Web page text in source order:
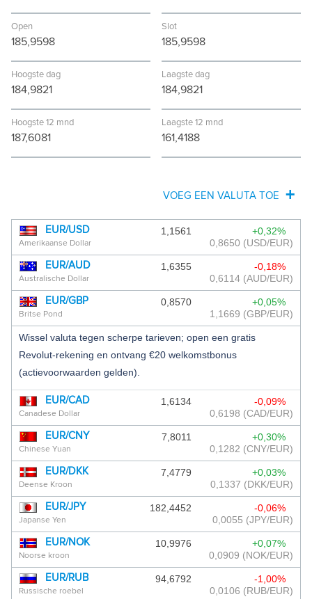
Open
185,9598
Slot
185,9598
Hoogste dag
184,9821
Laagste dag
184,9821
Hoogste 12 mnd
187,6081
Laagste 12 mnd
161,4188
VOEG EEN VALUTA TOE
AFGHAANSE AFGHANI
ALGERIJNSE DINAR
ANGOLESE KWANZA
ANTILLIAANSE GULDEN
ARGENTIJNSE PESO
ARUBAANSE FLORIN
AZERBEIDZJAANSE MANAT
BAHAMAANSE DOLLAR
BANGLADESE TAKA
BARBADOS DOLLAR
BERMUDA DOLLAR
BHUTAANSE NGULTRUM
EUR/USD
Amerikaanse Dollar
1,1561
+0,32%
0,8650 (USD/EUR)
EUR/AUD
Australische Dollar
1,6355
-0,18%
0,6114 (AUD/EUR)
EUR/GBP
Britse Pond
0,8570
+0,05%
1,1669 (GBP/EUR)
Wissel valuta tegen scherpe tarieven; open een gratis
Revolut-rekening en ontvang €20 welkomstbonus
(actievoorwaarden gelden).
EUR/CAD
Canadese Dollar
1,6134
-0,09%
0,6198 (CAD/EUR)
EUR/CNY
Chinese Yuan
7,8011
+0,30%
0,1282 (CNY/EUR)
EUR/DKK
Deense Kroon
7,4779
+0,03%
0,1337 (DKK/EUR)
EUR/JPY
Japanse Yen
182,4452
-0,06%
0,0055 (JPY/EUR)
EUR/NOK
Noorse kroon
10,9976
+0,07%
0,0909 (NOK/EUR)
EUR/RUB
Russische roebel
94,6792
-1,00%
0,0106 (RUB/EUR)